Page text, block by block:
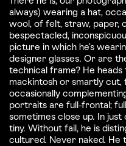
always) wearing a hat,
wool, of felt, straw, paper,
bespectacled,
picture in which he’s
designer glasses. Or are
technical frame? He heads
mackintosh or smartly
occasionally
portraits are full-frontal;
sometimes close up. In
tiny. Without fail, he is
cultured. Never naked. He